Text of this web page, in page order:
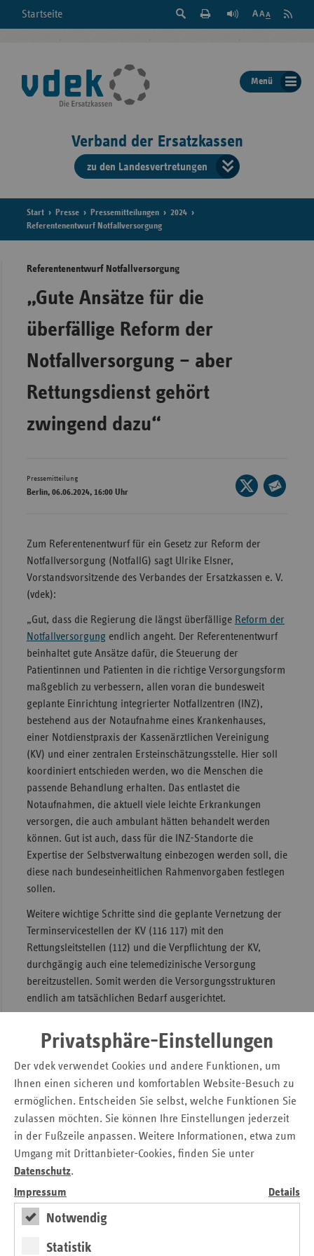
Privatsphäre-Einstellungen
Der vdek verwendet Cookies und andere Funktionen, um
Ihnen einen sicheren und komfortablen Website-Besuch zu
ermöglichen. Entscheiden Sie selbst, welche Funktionen Sie
zulassen möchten. Sie können Ihre Einstellungen jederzeit
in der Fußzeile anpassen. Weitere Informationen, etwa zum
Umgang mit Drittanbieter-Cookies, finden Sie unter
Datenschutz.
Impressum
Details
Notwendig
Statistik
Startseite
Suche
der
Seite
Feed
Menü
Verband der Ersatzkassen
zu den Landesvertretungen
der
Start Presse Pressemitteilungen
2024
Referentenentwurf Notfallversorgung
Referentenentwurf Notfallversorgung
„Gute Ansätze für die
überfällige Reform der
Notfallversorgung – aber
Rettungsdienst gehört
zwingend dazu“
Pressemitteilung
Berlin, 06.06.2024, 16:00 Uhr
Seite
auf
teilen
Zum Referentenentwurf für ein Gesetz zur Reform der
Notfallversorgung (NotfallG) sagt Ulrike Elsner,
Vorstandsvorsitzende des Verbandes der Ersatzkassen e. V.
(vdek):
„Gut, dass die Regierung die längst überfällige Reform der
Notfallversorgung endlich angeht. Der Referentenentwurf
beinhaltet gute Ansätze dafür, die Steuerung der
Patientinnen und Patienten in die richtige Versorgungsform
maßgeblich zu verbessern, allen voran die bundesweit
geplante Einrichtung integrierter Notfallzentren (INZ),
bestehend aus der Notaufnahme eines Krankenhauses,
einer Notdienstpraxis der Kassenärztlichen Vereinigung
(KV) und einer zentralen Ersteinschätzungsstelle. Hier soll
koordiniert entschieden werden, wo die Menschen die
passende Behandlung erhalten. Das entlastet die
Notaufnahmen, die aktuell viele leichte Erkrankungen
versorgen, die auch ambulant hätten behandelt werden
können. Gut ist auch, dass für die INZ-Standorte die
Expertise der Selbstverwaltung einbezogen werden soll, die
diese nach bundeseinheitlichen Rahmenvorgaben festlegen
sollen.
Weitere wichtige Schritte sind die geplante Vernetzung der
Terminservicestellen der KV (116 117) mit den
Rettungsleitstellen (112) und die Verpflichtung der KV,
durchgängig auch eine telemedizinische Versorgung
bereitzustellen. Somit werden die Versorgungsstrukturen
endlich am tatsächlichen Bedarf ausgerichtet.
Rettungsdienst neu strukturieren
Nicht zu verstehen ist jedoch, warum das Thema
Rettungsdienst ausgeklammert ist, der doch eng mit der
Notfallversorgung verzahnt ist. Ohne eine Reform des
Rettungsdienstes wird der 24/7-Hausbesuchsdienst, der
durch die KV neu aufgebaut werden soll, erhebliche
Mehrkosten verursachen. Hier braucht es grundlegend
neue Strukturen, die vor allem den Einsatz von
Rettungsfahrzeugen sinnvoll und effizient organisieren und
wertvolle Ressourcen einsparen. Wie hoch der
Handlungsdruck ist, zeigt allein die Ausgabenentwicklung
vergangenen 10 Jahren von 1,7 Milliarden Euro (2013) auf